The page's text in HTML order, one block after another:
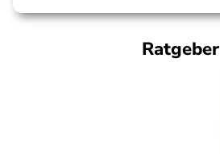
Ratgeber